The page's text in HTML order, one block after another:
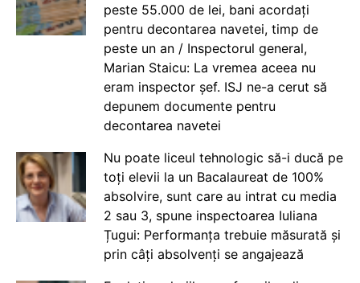
peste 55.000 de lei, bani acordați
pentru decontarea navetei, timp de
peste un an / Inspectorul general,
Marian Staicu: La vremea aceea nu
eram inspector șef. ISJ ne-a cerut să
depunem documente pentru
decontarea navetei
Nu poate liceul tehnologic să-i ducă pe
toți elevii la un Bacalaureat de 100%
absolvire, sunt care au intrat cu media
2 sau 3, spune inspectoarea Iuliana
Țugui: Performanța trebuie măsurată și
prin câți absolvenți se angajează